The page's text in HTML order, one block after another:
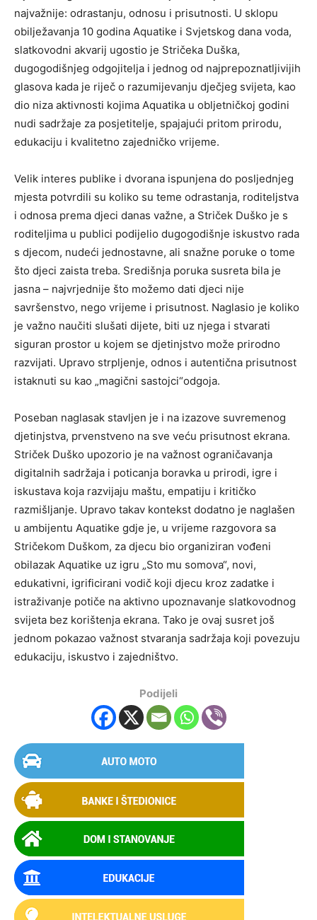
najvažnije: odrastanju, odnosu i prisutnosti. U sklopu
obilježavanja 10 godina Aquatike i Svjetskog dana voda,
slatkovodni akvarij ugostio je Stričeka Duška,
dugogodišnjeg odgojitelja i jednog od najprepoznatljivijih
glasova kada je riječ o razumijevanju dječjeg svijeta, kao
dio niza aktivnosti kojima Aquatika u obljetničkoj godini
nudi sadržaje za posjetitelje, spajajući pritom prirodu,
edukaciju i kvalitetno zajedničko vrijeme.
Velik interes publike i dvorana ispunjena do posljednjeg
mjesta potvrdili su koliko su teme odrastanja, roditeljstva
i odnosa prema djeci danas važne, a Striček Duško je s
roditeljima u publici podijelio dugogodišnje iskustvo rada
s djecom, nudeći jednostavne, ali snažne poruke o tome
što djeci zaista treba. Središnja poruka susreta bila je
jasna – najvrjednije što možemo dati djeci nije
savršenstvo, nego vrijeme i prisutnost. Naglasio je koliko
je važno naučiti slušati dijete, biti uz njega i stvarati
siguran prostor u kojem se djetinjstvo može prirodno
razvijati. Upravo strpljenje, odnos i autentična prisutnost
istaknuti su kao „magični sastojci“odgoja.
Poseban naglasak stavljen je i na izazove suvremenog
djetinjstva, prvenstveno na sve veću prisutnost ekrana.
Striček Duško upozorio je na važnost ograničavanja
digitalnih sadržaja i poticanja boravka u prirodi, igre i
iskustava koja razvijaju maštu, empatiju i kritičko
razmišljanje. Upravo takav kontekst dodatno je naglašen
u ambijentu Aquatike gdje je, u vrijeme razgovora sa
Stričekom Duškom, za djecu bio organiziran vođeni
obilazak Aquatike uz igru „Sto mu somova“, novi,
edukativni, igrificirani vodič koji djecu kroz zadatke i
istraživanje potiče na aktivno upoznavanje slatkovodnog
svijeta bez korištenja ekrana. Tako je ovaj susret još
jednom pokazao važnost stvaranja sadržaja koji povezuju
edukaciju, iskustvo i zajedništvo.
Podijeli